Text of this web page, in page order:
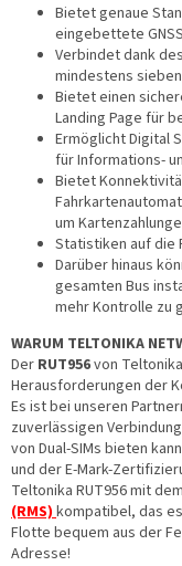
Bietet genaue
eingebettete
Verbindet dank
mindestens
Bietet einen
Landing Page für
Ermöglicht Digital
für Informations-
Bietet
um
Statistiken auf die
Darüber hinaus
gesamten Bus
mehr Kontrolle zu
WARUM TELTONIKA
Der RUT956von
Herausforderungen der
Es ist bei unseren
zuverlässigen
von Dual-SIMs bieten
und der E-Mark-
Teltonika RUT956 mit dem
(RMS) kompatibel, das
Flotte bequem aus der
Adresse!